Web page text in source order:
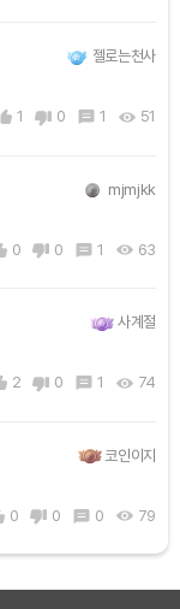
젤로는천사
1 0 1 51
mjmjkk
0 0 1 63
사계절
2 0 1 74
코인이지
0 0 0 79